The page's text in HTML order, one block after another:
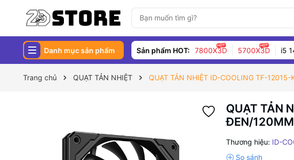
Danh mục sản phẩm Sản phẩm HOT: 7800X3D 5700X3D i5
Trang chủ QUẠT TẢN NHIỆT QUẠT TẢN NHIỆT ID-COOLING TF-
QUẠT TẢN
ĐEN/
Thương hiệu: ID-